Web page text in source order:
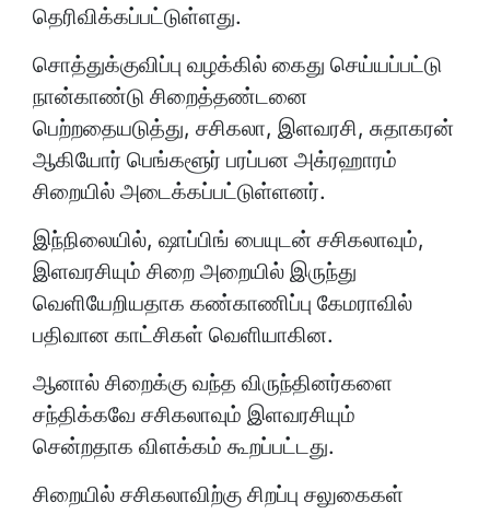
தெரிவிக்கப்பட்டுள்ளது.
சொத்துக்குவிப்பு வழக்கில் கைது செய்யப்பட்டு
நான்காண்டு சிறைத்தண்டனை
பெற்றதையடுத்து, சசிகலா, இளவரசி, சுதாகரன்
ஆகியோர் பெங்களூர் பரப்பன அக்ரஹாரம்
சிறையில் அடைக்கப்பட்டுள்ளனர்.
இந்நிலையில், ஷாப்பிங் பையுடன் சசிகலாவும்,
இளவரசியும் சிறை அறையில் இருந்து
வெளியேறியதாக கண்காணிப்பு கேமராவில்
பதிவான காட்சிகள் வெளியாகின.
ஆனால் சிறைக்கு வந்த விருந்தினர்களை
சந்திக்கவே சசிகலாவும் இளவரசியும்
சென்றதாக விளக்கம் கூறப்பட்டது.
சிறையில் சசிகலாவிற்கு சிறப்பு சலுகைகள்